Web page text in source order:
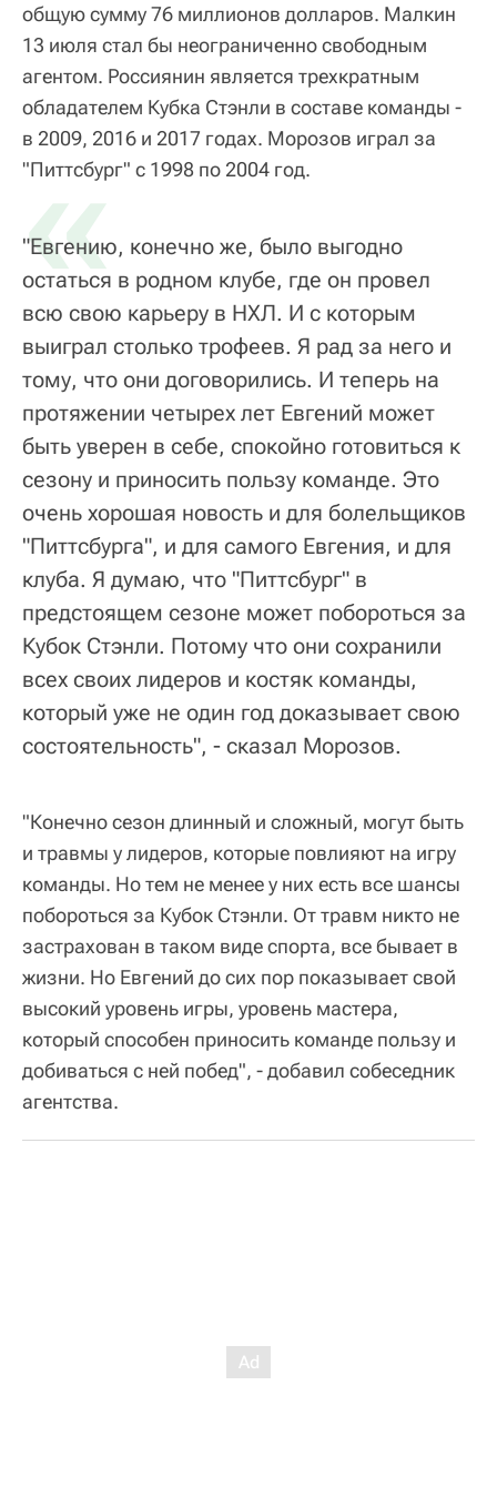
общую сумму 76 миллионов долларов. Малкин
13 июля стал бы неограниченно свободным
агентом. Россиянин является трехкратным
обладателем Кубка Стэнли в составе команды -
в 2009, 2016 и 2017 годах. Морозов играл за
"Питтсбург" с 1998 по 2004 год.
«
"Евгению, конечно же, было выгодно
остаться в родном клубе, где он провел
всю свою карьеру в НХЛ. И с которым
выиграл столько трофеев. Я рад за него и
тому, что они договорились. И теперь на
протяжении четырех лет Евгений может
быть уверен в себе, спокойно готовиться к
сезону и приносить пользу команде. Это
очень хорошая новость и для болельщиков
"Питтсбурга", и для самого Евгения, и для
клуба. Я думаю, что "Питтсбург" в
предстоящем сезоне может побороться за
Кубок Стэнли. Потому что они сохранили
всех своих лидеров и костяк команды,
который уже не один год доказывает свою
состоятельность", - сказал Морозов.
"Конечно сезон длинный и сложный, могут быть
и травмы у лидеров, которые повлияют на игру
команды. Но тем не менее у них есть все шансы
побороться за Кубок Стэнли. От травм никто не
застрахован в таком виде спорта, все бывает в
жизни. Но Евгений до сих пор показывает свой
высокий уровень игры, уровень мастера,
который способен приносить команде пользу и
добиваться с ней побед", - добавил собеседник
агентства.